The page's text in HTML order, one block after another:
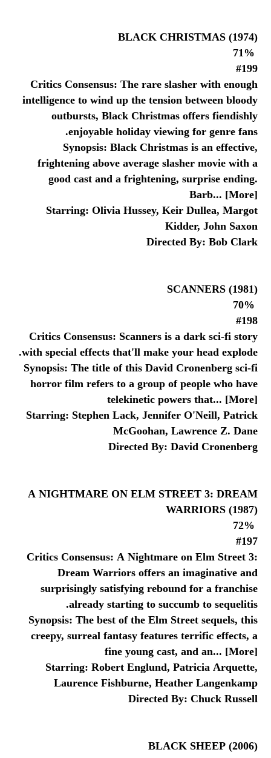
BLACK CHRISTMAS (1974)
#199
Critics Consensus: The rare slasher with enough
intelligence to wind up the tension between bloody
outbursts, Black Christmas offers fiendishly
enjoyable holiday viewing for genre fans.
Synopsis: Black Christmas is an effective,
frightening above average slasher movie with a
good cast and a frightening, surprise ending.
Barb... [More]
Starring: Olivia Hussey, Keir Dullea, Margot
Kidder, John Saxon
Directed By: Bob Clark
SCANNERS (1981)
#198
Critics Consensus: Scanners is a dark sci-fi story
with special effects that'll make your head explode.
Synopsis: The title of this David Cronenberg sci-fi
horror film refers to a group of people who have
telekinetic powers that... [More]
Starring: Stephen Lack, Jennifer O'Neill, Patrick
McGoohan, Lawrence Z. Dane
Directed By: David Cronenberg
A NIGHTMARE ON ELM STREET 3: DREAM
WARRIORS (1987)
#197
Critics Consensus: A Nightmare on Elm Street 3:
Dream Warriors offers an imaginative and
surprisingly satisfying rebound for a franchise
already starting to succumb to sequelitis.
Synopsis: The best of the Elm Street sequels, this
creepy, surreal fantasy features terrific effects, a
fine young cast, and an... [More]
Starring: Robert Englund, Patricia Arquette,
Laurence Fishburne, Heather Langenkamp
Directed By: Chuck Russell
BLACK SHEEP (2006)